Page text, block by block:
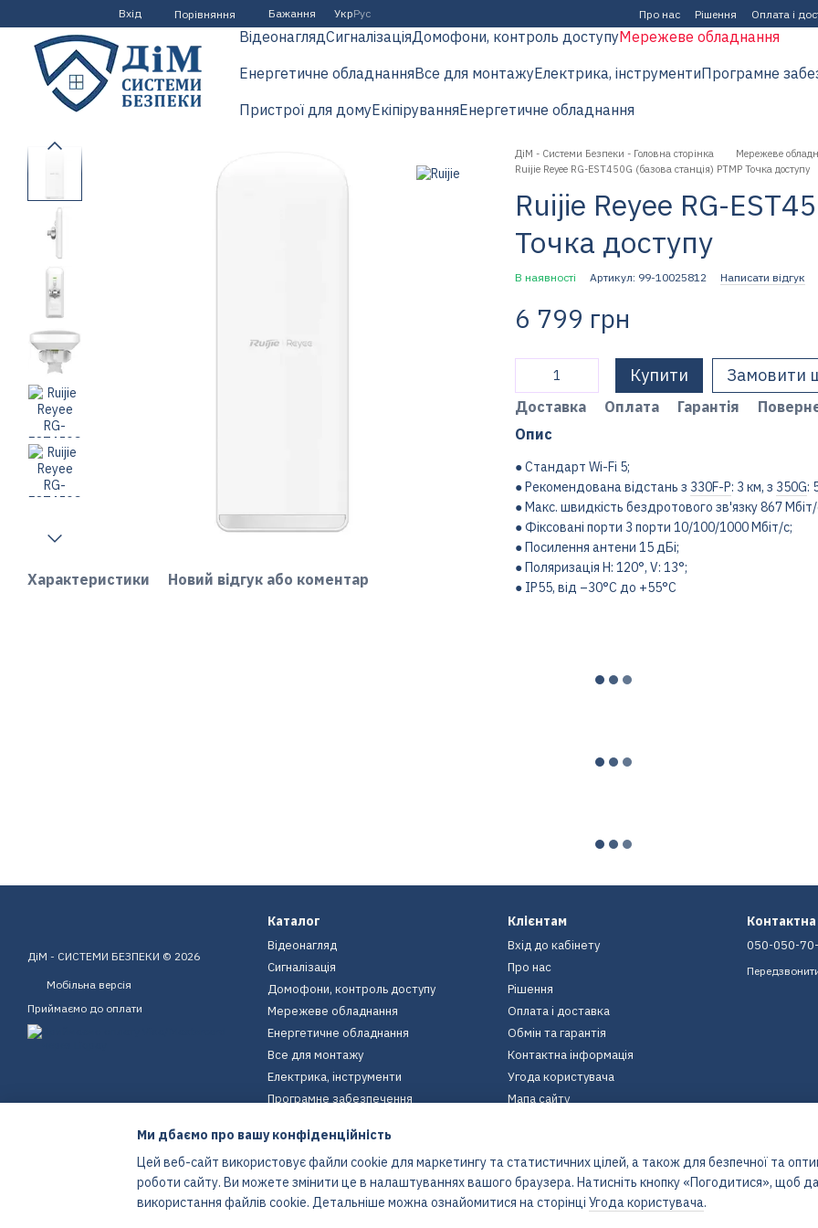
Перейти до основного контенту
Вхід Порівняння Бажання УкрРус Про нас Рішення Оплата і
ВідеонаглядСигналізаціяДомофони, контроль доступуМережеве обладнання
Енергетичне обладнанняВсе для монтажуЕлектрика, інструментиПрограмне
Пристрої для домуЕкіпіруванняЕнергетичне обладнання
Характеристики Новий відгук або коментар
ДіМ - Системи Безпеки - Головна сторінка Мережеве
Ruijie Reyee RG-EST450G (базова станція) PTMP Точка доступу
Ruijie Reyee RG-
Точка доступу
В наявності Артикул: 99-10025812 Написати відгук
6 799 грн
Купити Замовити
Доставка Оплата Гарантія
Опис
● Стандарт Wi-Fi 5;
● Рекомендована відстань з 330F-P: 3 км, з 350G:
● Макс. швидкість бездротового зв'язку 867 Мбіт/
● Фіксовані порти 3 порти 10/100/1000 Мбіт/с;
● Посилення антени 15 дБі;
● Поляризація H: 120°, V: 13°;
● IP55, від –30°C до +55°C
ДіМ - СИСТЕМИ БЕЗПЕКИ © 2026
Мобільна версія
Приймаємо до оплати
Інтернет-магазин створений з Хорошоп
Каталог
Відеонагляд
Сигналізація
Домофони, контроль доступу
Мережеве обладнання
Енергетичне обладнання
Все для монтажу
Електрика, інструменти
Програмне забезпечення
Екіпірування
Енергетичне обладнання
Клієнтам
Вхід до кабінету
Про нас
Рішення
Оплата і доставка
Обмін та гарантія
Контактна інформація
Угода користувача
Мапа сайту
050-050-
Ми дбаємо про вашу конфіденційність
Цей веб-сайт використовує файли cookie для маркетингу та статистичних цілей, а також для безпечної та
роботи сайту. Ви можете змінити це в налаштуваннях вашого браузера. Натисніть кнопку «Погодитися», щоб
використання файлів cookie. Детальніше можна ознайомитися на сторінці Угода користувача.